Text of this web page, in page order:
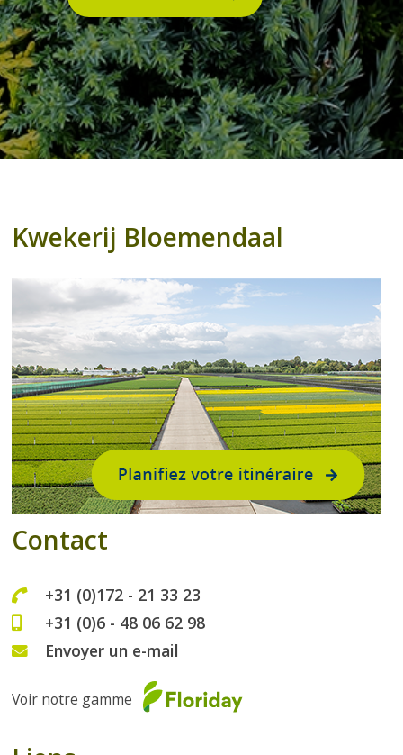
Kwekerij Bloemendaal
Contact
+31 (0)172 - 21 33 23
+31 (0)6 - 48 06 62 98
Envoyer un e-mail
Voir notre gamme